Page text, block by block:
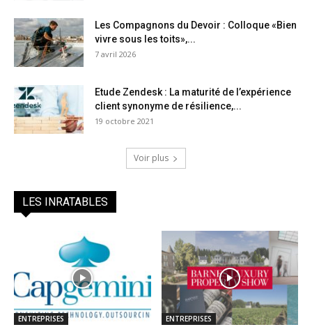
Les Compagnons du Devoir : Colloque «Bien
vivre sous les toits»,...
7 avril 2026
Etude Zendesk : La maturité de l’expérience
client synonyme de résilience,...
19 octobre 2021
Voir plus
LES INRATABLES
ENTREPRISES ENTREPRISES